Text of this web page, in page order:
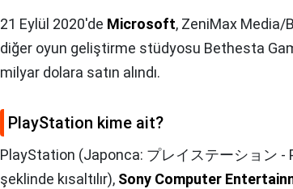
21 Eylül 2020'de Microsoft, ZeniMax
diğer oyun geliştirme stüdyosu Bethesta
milyar dolara satın alındı.
PlayStation kime ait?
PlayStation (Japonca: プレイステーション -
şeklinde kısaltılır), Sony Computer